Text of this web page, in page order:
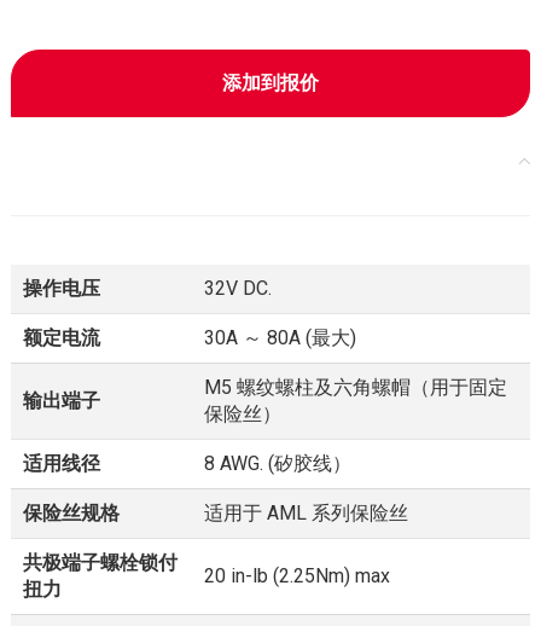
添加到报价
操作电压 32V DC.
额定电流 30A ～ 80A (最大)
输出端子
M5 螺纹螺柱及六角螺帽（用于固定
保险丝）
适用线径 8 AWG. (矽胶线）
保险丝规格 适用于 AML 系列保险丝
共极端子螺栓锁付
扭力
20 in-lb (2.25Nm) max